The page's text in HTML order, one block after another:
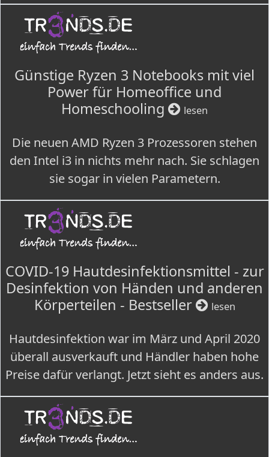
Günstige Ryzen 3 Notebooks mit viel
Power für Homeoffice und
Homeschooling
lesen
Die neuen AMD Ryzen 3 Prozessoren stehen
den Intel i3 in nichts mehr nach. Sie schlagen
sie sogar in vielen Parametern.
COVID-19 Hautdesinfektionsmittel - zur
Desinfektion von Händen und anderen
Körperteilen - Bestseller
lesen
Hautdesinfektion war im März und April 2020
überall ausverkauft und Händler haben hohe
Preise dafür verlangt. Jetzt sieht es anders aus.